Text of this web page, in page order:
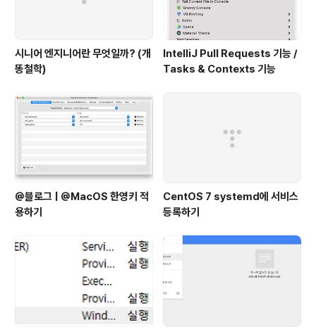
시니어 엔지니어란 무엇일까? (개
똥철학)
IntelliJ Pull Requests 기능 /
Tasks & Contexts 기능
@블로그 | @MacOS 한영키 적
용하기
CentOS 7 systemd에 서비스
등록하기